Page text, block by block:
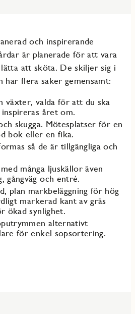
och inspirerande
är planerade för att vara
att sköta. De skiljer sig i
har flera saker gemensamt:
växter, valda för att du ska
året om.
skugga. Mötesplatser för en
bok eller en fika.
så de är tillgängliga och
många ljuskällor även
gångväg och entré.
plan markbeläggning för hög
markerad kant av gräs
ökad synlighet.
alternativt
för enkel sopsortering.